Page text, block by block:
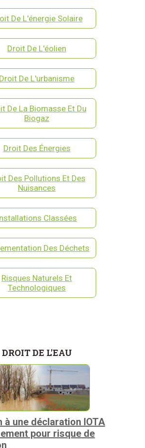
De L'énergie Solaire
Droit De L'éolien
Droit De L'urbanisme
De La Biomasse Et Du
Biogaz
Droit Des Énergies
Des Pollutions Et Des
Nuisances
Classées
Des Déchets
Risques Naturels Et
Technologiques
DROIT DE L'EAU
à une déclaration IOTA
pour risque de